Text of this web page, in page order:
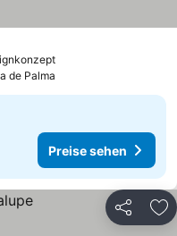
de Palma
Preise sehen
Teilen